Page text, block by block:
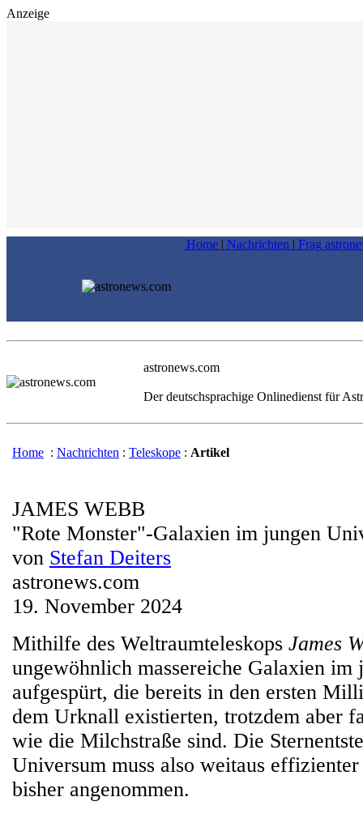
Anzeige
Home | Nachrichten | Frag
astronews.com
Der deutschsprachige Onlinedienst für
Home : Nachrichten : Teleskope : Artikel
JAMES WEBB
"Rote Monster"-Galaxien im jungen
von Stefan Deiters
astronews.com
19. November 2024
Mithilfe des Weltraumteleskops James
ungewöhnlich massereiche Galaxien im
aufgespürt, die bereits in den ersten
dem Urknall existierten, trotzdem aber
wie die Milchstraße sind. Die
Universum muss also weitaus effizienter
bisher angenommen.